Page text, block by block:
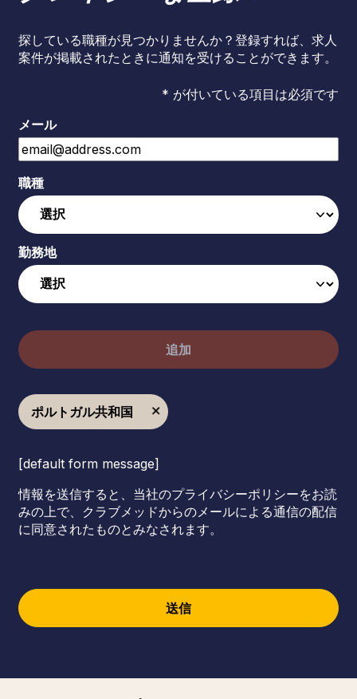
探している職種が見つかりませんか？登録すれば、求人
案件が掲載されたときに通知を受けることができます。
* が付いている項目は必須です
メール
職種
勤務地
追加
ポルトガル共和国
[default form message]
情報を送信すると、当社のプライバシーポリシーをお読
みの上で、クラブメッドからのメールによる通信の配信
に同意されたものとみなされます。
送信